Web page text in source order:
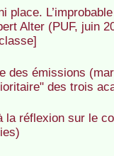
place.
Alter (PUF, juin
des émissions
des trois
la réflexion sur le